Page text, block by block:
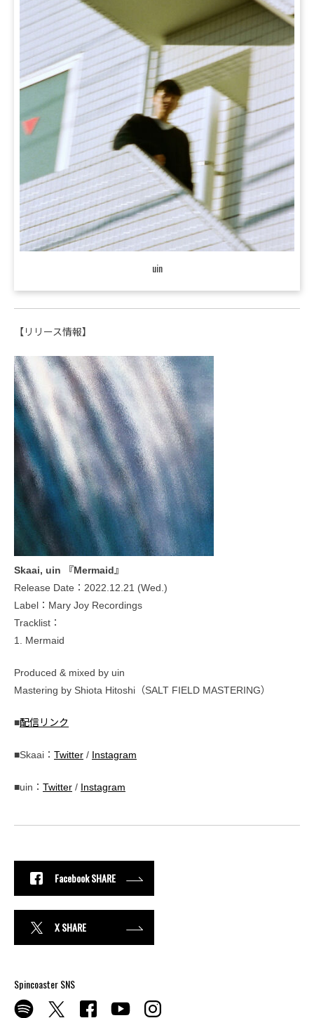
uin
【リリース情報】
Skaai, uin 『Mermaid』
Release Date：2022.12.21 (Wed.)
Label：Mary Joy Recordings
Tracklist：
1. Mermaid
Produced & mixed by uin
Mastering by Shiota Hitoshi（SALT FIELD MASTERING）
■配信リンク
■Skaai： Twitter / Instagram
■uin： Twitter / Instagram
Facebook SHARE
X SHARE
Spincoaster SNS